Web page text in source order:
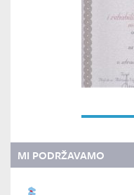
MI PODRŽAVAMO